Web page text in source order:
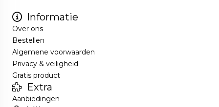
Informatie
Over ons
Bestellen
Algemene voorwaarden
Privacy & veiligheid
Gratis product
Extra
Aanbiedingen